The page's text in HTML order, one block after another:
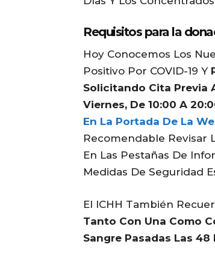
Requisitos para la
Hoy Conocemos Los
Positivo Por COVID-19 Y
Solicitando Cita Previa
Viernes, De 10:00 A
En La Portada De La
Recomendable Revisar
En Las Pestañas De
Medidas De Seguridad
El ICHH También
Tanto Con Una Como
Sangre Pasadas Las